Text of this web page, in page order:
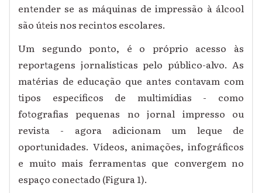
entender se as máquinas de impressão à álcool
são úteis nos recintos escolares.
Um segundo ponto, é o próprio acesso às
reportagens jornalísticas pelo público-alvo. As
matérias de educação que antes contavam com
tipos específicos de multimídias - como
fotografias pequenas no jornal impresso ou
revista - agora adicionam um leque de
oportunidades. Vídeos, animações, infográficos
e muito mais ferramentas que convergem no
espaço conectado (Figura 1).